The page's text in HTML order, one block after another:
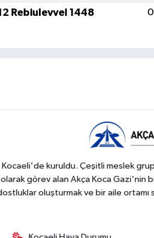
Rebiulevvel 1448
Kocaeli'de kuruldu. Çeşitli meslek
görev alan Akça Koca Gazi'nin
oluşturmak ve bir aile